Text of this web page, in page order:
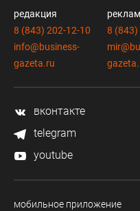
редакция
8 (843) 202-12-10
info@business-
gazeta.ru
8 (843)
вконтакте
telegram
youtube
мобильное приложение